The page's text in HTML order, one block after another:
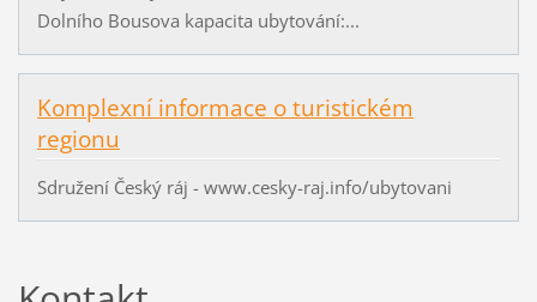
Dolního Bousova kapacita ubytování:...
Komplexní informace o turistickém
regionu
Sdružení Český ráj - www.cesky-raj.info/ubytovani